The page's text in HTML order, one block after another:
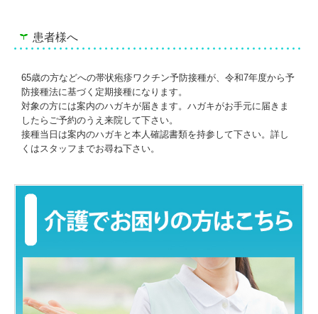
患者様へ
65歳の方などへの帯状疱疹ワクチン予防接種が、令和7年度から予
防接種法に基づく定期接種になります。
対象の方には案内のハガキが届きます。ハガキがお手元に届きま
したらご予約のうえ来院して下さい。
接種当日は案内のハガキと本人確認書類を持参して下さい。詳し
くはスタッフまでお尋ね下さい。